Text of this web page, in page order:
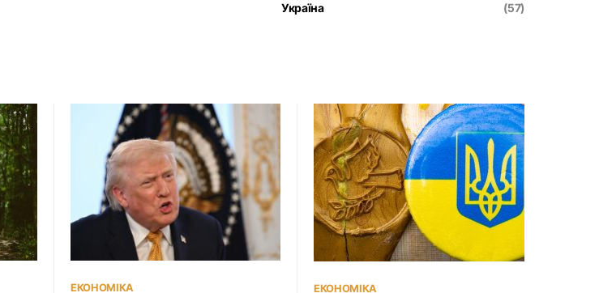
Україна (57)
ЕКОНОМІКА ЕКОНОМІКА